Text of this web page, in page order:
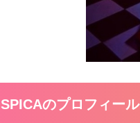
SPICAのプロフィール